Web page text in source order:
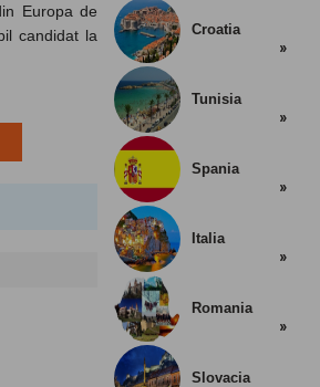
Europa de
candidat la
Croatia
Tunisia
Spania
Italia
Romania
Slovacia